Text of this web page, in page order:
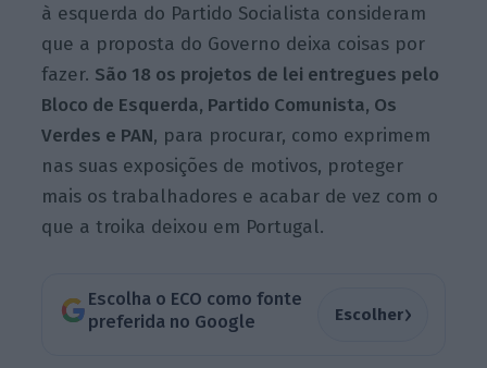
à esquerda do Partido Socialista consideram
que a proposta do Governo deixa coisas por
fazer. São 18 os projetos de lei entregues pelo
Bloco de Esquerda, Partido Comunista, Os
Verdes e PAN, para procurar, como exprimem
nas suas exposições de motivos, proteger
mais os trabalhadores e acabar de vez com o
que a troika deixou em Portugal.
Escolha o ECO como fonte
preferida no Google
Escolher›